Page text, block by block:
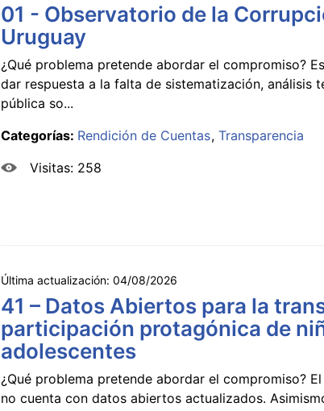
01 - Observatorio de la
Uruguay
¿Qué problema pretende abordar el compromiso?
dar respuesta a la falta de sistematización, análisis
pública so...
Categorías: Rendición de Cuentas Transparencia
Visitas: 258
Última actualización: 04/08/2026
41 – Datos Abiertos para la
participación protagónica de
adolescentes
¿Qué problema pretende abordar el compromiso?
no cuenta con datos abiertos actualizados.